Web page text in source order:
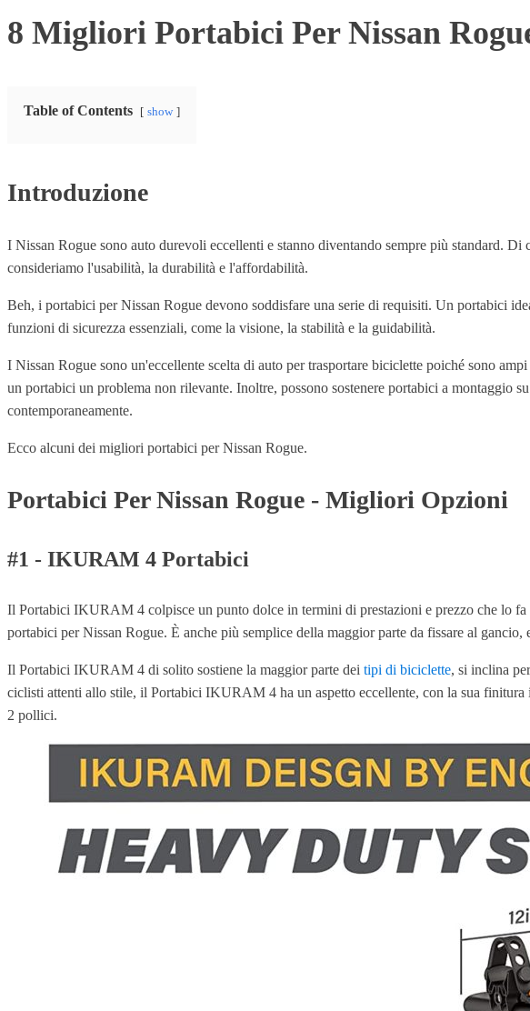
8 Migliori Portabici Per Nissan
Table of Contents show
Introduzione
I Nissan Rogue sono auto durevoli eccellenti e stanno diventando sempre più standard.
consideriamo l'usabilità, la durabilità e l'affordabilità.
Beh, i portabici per Nissan Rogue devono soddisfare una serie di requisiti. Un portabici
funzioni di sicurezza essenziali, come la visione, la stabilità e la guidabilità.
I Nissan Rogue sono un'eccellente scelta di auto per trasportare biciclette poiché sono
un portabici un problema non rilevante. Inoltre, possono sostenere portabici a montaggio
contemporaneamente.
Ecco alcuni dei migliori portabici per Nissan Rogue.
Portabici Per Nissan Rogue - Migliori Opzioni
#1 - IKURAM 4 Portabici
Il Portabici IKURAM 4 colpisce un punto dolce in termini di prestazioni e prezzo che lo
portabici per Nissan Rogue. È anche più semplice della maggior parte da fissare al
Il Portabici IKURAM 4 di solito sostiene la maggior parte dei tipi di biciclette, si inclina
ciclisti attenti allo stile, il Portabici IKURAM 4 ha un aspetto eccellente, con la sua
2 pollici.